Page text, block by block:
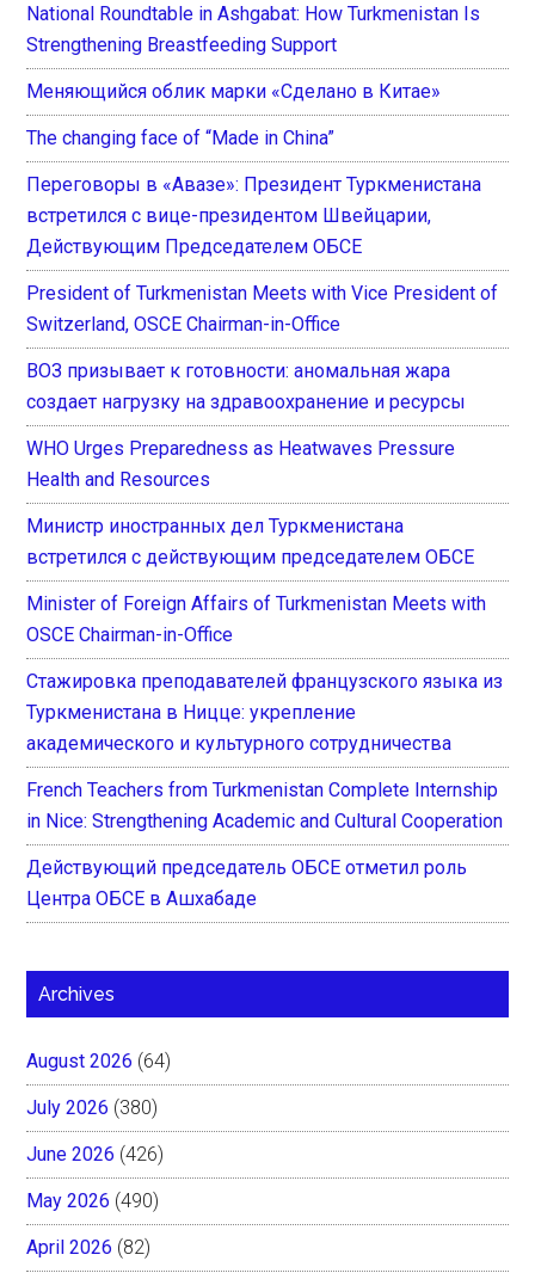
National Roundtable in Ashgabat: How Turkmenistan Is
Strengthening Breastfeeding Support
Меняющийся облик марки «Сделано в Китае»
The changing face of “Made in China”
Переговоры в «Авазе»: Президент Туркменистана
встретился с вице-президентом Швейцарии,
Действующим Председателем ОБСЕ
President of Turkmenistan Meets with Vice President of
Switzerland, OSCE Chairman-in-Office
ВОЗ призывает к готовности: аномальная жара
создает нагрузку на здравоохранение и ресурсы
WHO Urges Preparedness as Heatwaves Pressure
Health and Resources
Министр иностранных дел Туркменистана
встретился с действующим председателем ОБСЕ
Minister of Foreign Affairs of Turkmenistan Meets with
OSCE Chairman-in-Office
Стажировка преподавателей французского языка из
Туркменистана в Ницце: укрепление
академического и культурного сотрудничества
French Teachers from Turkmenistan Complete Internship
in Nice: Strengthening Academic and Cultural Cooperation
Действующий председатель ОБСЕ отметил роль
Центра ОБСЕ в Ашхабаде
Archives
August 2026 (64)
July 2026 (380)
June 2026 (426)
May 2026 (490)
April 2026 (82)